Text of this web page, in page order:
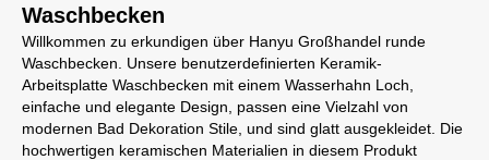
Waschbecken
Willkommen zu erkundigen über Hanyu Großhandel runde
Waschbecken. Unsere benutzerdefinierten Keramik-
Arbeitsplatte Waschbecken mit einem Wasserhahn Loch,
einfache und elegante Design, passen eine Vielzahl von
modernen Bad Dekoration Stile, und sind glatt ausgekleidet. Die
hochwertigen keramischen Materialien in diesem Produkt